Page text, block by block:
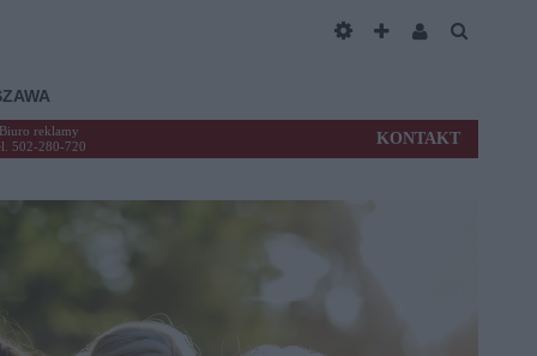
Biuro reklamy
502-280-720
KONTAKT